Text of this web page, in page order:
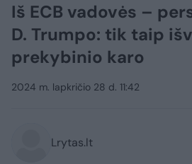
Iš ECB vadovės –
D. Trumpo: tik taip
prekybinio karo
2024 m. lapkričio 28 d. 11:42
Lrytas.lt